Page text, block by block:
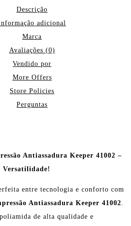
Descrição
adicional
Marca
Avaliações (0)
Vendido por
More Offers
Store Policies
Perguntas
Antiassadura Keeper 41002 –
Versatilidade!
entre tecnologia e conforto com
Antiassadura Keeper 41002.
de alta qualidade e